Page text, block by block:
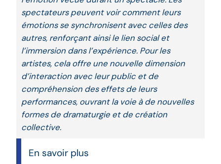
spectateurs peuvent voir comment leurs
émotions se synchronisent avec celles des
autres, renforçant ainsi le lien social et
l’immersion dans l’expérience. Pour les
artistes, cela offre une nouvelle dimension
d’interaction avec leur public et de
compréhension des effets de leurs
performances, ouvrant la voie à de nouvelles
formes de dramaturgie et de création
collective.
En savoir plus